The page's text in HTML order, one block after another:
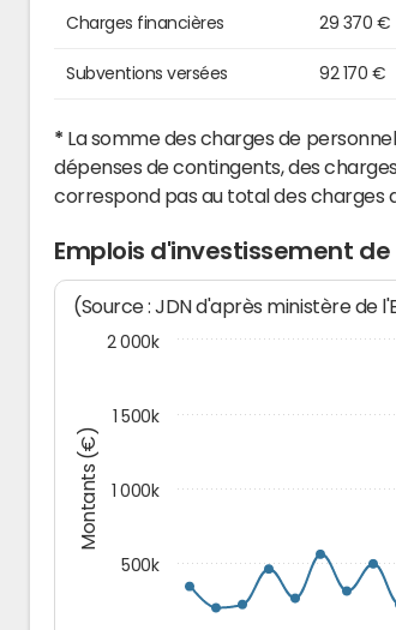
Charges financières 29 370 €
Subventions versées 92 170 €
* La somme des charges de
dépenses de contingents, des
correspond pas au total des charges
Emplois d'investissement
Montants (€)
(Source : JDN d'après ministère de
500k
1 000k
1 500k
2 000k